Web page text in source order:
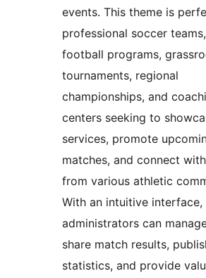
events. This theme is
professional soccer
football programs,
tournaments, regional
championships, and
centers seeking to
services, promote
matches, and connect
from various athletic
With an intuitive interface,
administrators can
share match results,
statistics, and provide